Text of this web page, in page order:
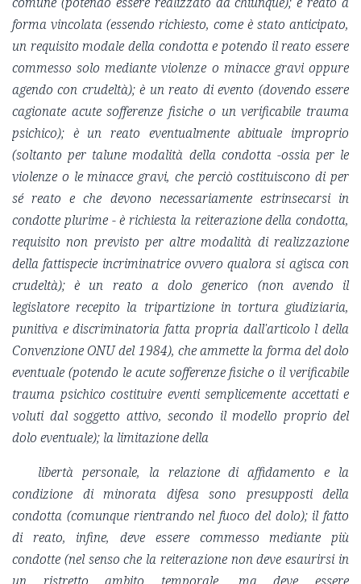
forma vincolata (essendo richiesto, come è stato anticipato,
un requisito modale della condotta e potendo il reato essere
commesso solo mediante violenze o minacce gravi oppure
agendo con crudeltà); è un reato di evento (dovendo essere
cagionate acute sofferenze fisiche o un verificabile trauma
psichico); è un reato eventualmente abituale improprio
(soltanto per talune modalità della condotta -ossia per le
violenze o le minacce gravi, che perciò costituiscono di per
sé reato e che devono necessariamente estrinsecarsi in
condotte plurime - è richiesta la reiterazione della condotta,
requisito non previsto per altre modalità di realizzazione
della fattispecie incriminatrice ovvero qualora si agisca con
crudeltà); è un reato a dolo generico (non avendo il
legislatore recepito la tripartizione in tortura giudiziaria,
punitiva e discriminatoria fatta propria dall'articolo l della
Convenzione ONU del 1984), che ammette la forma del dolo
eventuale (potendo le acute sofferenze fisiche o il verificabile
trauma psichico costituire eventi semplicemente accettati e
voluti dal soggetto attivo, secondo il modello proprio del
dolo eventuale); la limitazione della
libertà personale, la relazione di affidamento e la
condizione di minorata difesa sono presupposti della
condotta (comunque rientrando nel fuoco del dolo); il fatto
di reato, infine, deve essere commesso mediante più
condotte (nel senso che la reiterazione non deve esaurirsi in